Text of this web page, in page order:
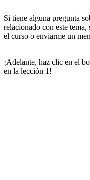
Si tiene alguna pregunta
relacionado con este
el curso o enviarme un
¡Adelante, haz clic en el
en la lección 1!